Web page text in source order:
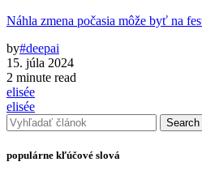
Náhla zmena počasia môže byť na
by#deepai
15. júla 2024
2 minute read
elisée
elisée
Search
populárne kľúčové slová